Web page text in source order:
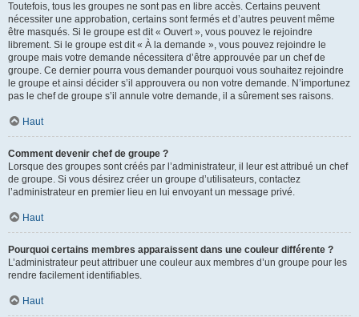
Toutefois, tous les groupes ne sont pas en libre accès. Certains peuvent
nécessiter une approbation, certains sont fermés et d’autres peuvent même
être masqués. Si le groupe est dit « Ouvert », vous pouvez le rejoindre
librement. Si le groupe est dit « À la demande », vous pouvez rejoindre le
groupe mais votre demande nécessitera d’être approuvée par un chef de
groupe. Ce dernier pourra vous demander pourquoi vous souhaitez rejoindre
le groupe et ainsi décider s’il approuvera ou non votre demande. N’importunez
pas le chef de groupe s’il annule votre demande, il a sûrement ses raisons.
Haut
Comment devenir chef de groupe ?
Lorsque des groupes sont créés par l’administrateur, il leur est attribué un chef
de groupe. Si vous désirez créer un groupe d’utilisateurs, contactez
l’administrateur en premier lieu en lui envoyant un message privé.
Haut
Pourquoi certains membres apparaissent dans une couleur différente ?
L’administrateur peut attribuer une couleur aux membres d’un groupe pour les
rendre facilement identifiables.
Haut